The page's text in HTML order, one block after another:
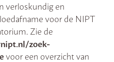
verloskundig en
voor de NIPT
Zie de
zoek-
voor een overzicht van